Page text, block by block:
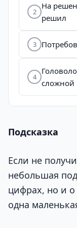
2
На
решил
3
4
сложной
Подсказка
Если не
небольшая
цифрах, но и
одна